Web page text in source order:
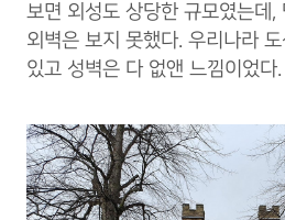
보면 외성도 상당한 규모였는데,
외벽은 보지 못했다. 우리나라
있고 성벽은 다 없앤 느낌이었다.